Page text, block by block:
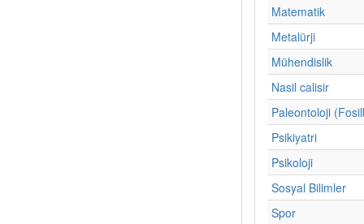
Matematik
Metalürji
Mühendislik
Nasil calisir
Paleontoloji
Psikiyatri
Psikoloji
Sosyal Bilimler
Spor